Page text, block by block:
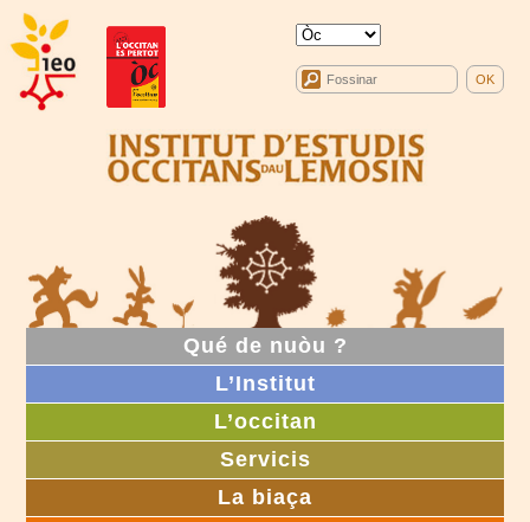
Qué de nuòu ?
L’Institut
L’occitan
Servicis
La biaça